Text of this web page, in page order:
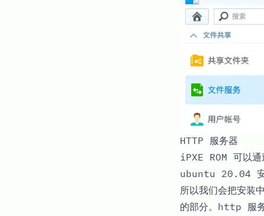
HTTP 服务器
iPXE ROM 可以
ubuntu 20.04 安
所以我们会把安
的部分。http 服